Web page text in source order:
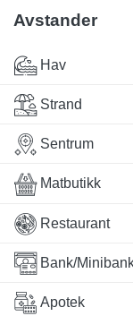
Avstander
Hav
Strand
Sentrum
Matbutikk
Restaurant
Bank/
Apotek